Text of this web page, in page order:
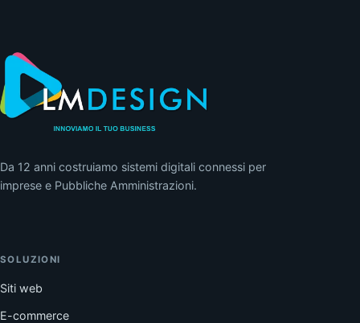
Da 12 anni costruiamo sistemi digitali connessi per
imprese e Pubbliche Amministrazioni.
SOLUZIONI
Siti web
E-commerce